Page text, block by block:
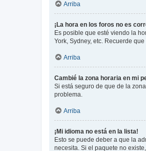
Arriba
¡La hora en los foros no es
Es posible que esté viendo la
York, Sydney, etc. Recuerde
Arriba
Cambié la zona horaria en mi
Si está seguro de que de la
problema.
Arriba
¡Mi idioma no está en la lista!
Esto se puede deber a que la
necesita. Si el paquete no